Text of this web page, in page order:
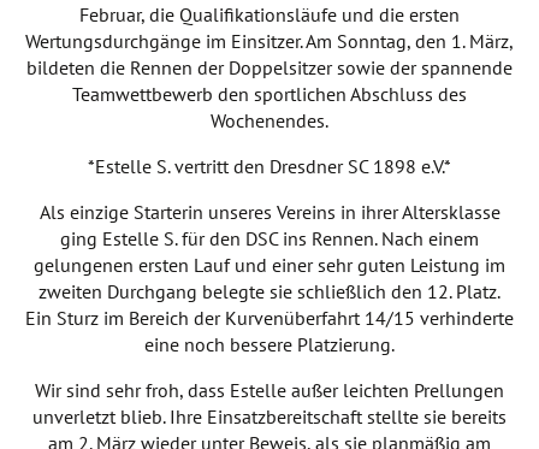
Februar, die Qualifikationsläufe und die ersten
Wertungsdurchgänge im Einsitzer. Am Sonntag, den 1. März,
bildeten die Rennen der Doppelsitzer sowie der spannende
Teamwettbewerb den sportlichen Abschluss des
Wochenendes.
*Estelle S. vertritt den Dresdner SC 1898 e.V.*
Als einzige Starterin unseres Vereins in ihrer Altersklasse
ging Estelle S. für den DSC ins Rennen. Nach einem
gelungenen ersten Lauf und einer sehr guten Leistung im
zweiten Durchgang belegte sie schließlich den 12. Platz.
Ein Sturz im Bereich der Kurvenüberfahrt 14/15 verhinderte
eine noch bessere Platzierung.
Wir sind sehr froh, dass Estelle außer leichten Prellungen
unverletzt blieb. Ihre Einsatzbereitschaft stellte sie bereits
am 2. März wieder unter Beweis, als sie planmäßig am